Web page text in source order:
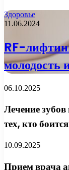
Здоровье
11.06.2024
RF-
молодость
06.10.2025
Лечение
тех, кто
10.09.2025
Прием врача